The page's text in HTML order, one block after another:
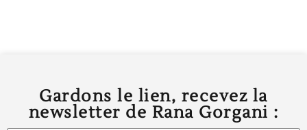
Gardons le lien, recevez la
newsletter de Rana Gorgani :